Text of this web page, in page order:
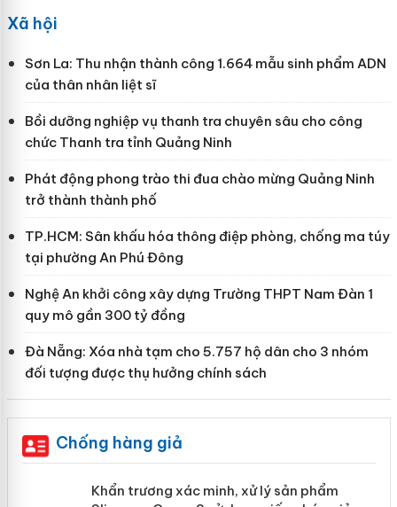
Xã hội
Sơn La: Thu nhận thành công 1.664 mẫu sinh phẩm ADN
của thân nhân liệt sĩ
Bồi dưỡng nghiệp vụ thanh tra chuyên sâu cho công
chức Thanh tra tỉnh Quảng Ninh
Phát động phong trào thi đua chào mừng Quảng Ninh
trở thành thành phố
TP.HCM: Sân khấu hóa thông điệp phòng, chống ma túy
tại phường An Phú Đông
Nghệ An khởi công xây dựng Trường THPT Nam Đàn 1
quy mô gần 300 tỷ đồng
Đà Nẵng: Xóa nhà tạm cho 5.757 hộ dân cho 3 nhóm
đối tượng được thụ hưởng chính sách
Chống hàng giả
Khẩn trương xác minh, xử lý sản phẩm